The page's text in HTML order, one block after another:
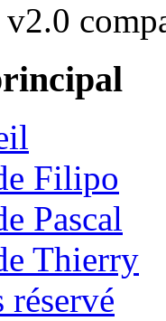
Filipo
Pascal
Thierry
réservé